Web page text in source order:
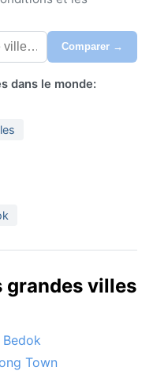
(juin à
80 %. Pour
en coton, un
exige aussi
weather-wise
sont moins
incluent les
Pas de sirocco ni
une brume
toujours
Comparer →
dans le monde:
grandes villes
Bedok
Town